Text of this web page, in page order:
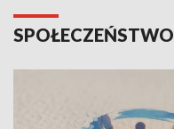
SPOŁECZEŃSTWO